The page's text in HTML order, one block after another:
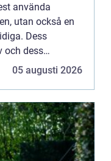
använda
utan också en
Dess
och dess
05 augusti 2026